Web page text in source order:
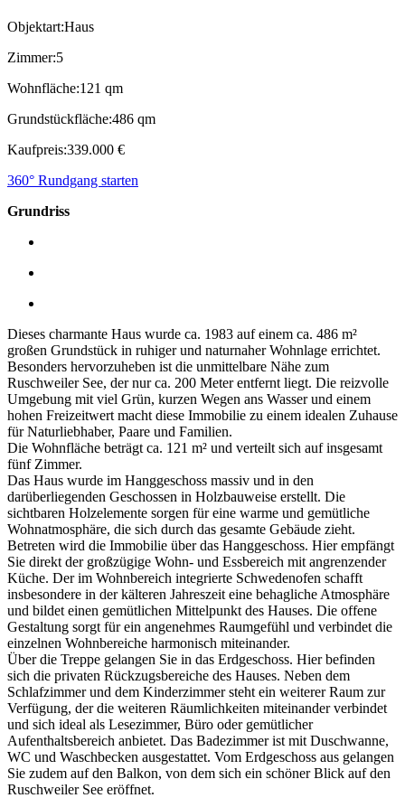
Objektart:Haus
Zimmer:5
Wohnfläche:121 qm
Grundstückfläche:486 qm
Kaufpreis:339.000 €
360° Rundgang starten
Grundriss
Dieses charmante Haus wurde ca. 1983 auf einem ca. 486 m²
großen Grundstück in ruhiger und naturnaher Wohnlage errichtet.
Besonders hervorzuheben ist die unmittelbare Nähe zum
Ruschweiler See, der nur ca. 200 Meter entfernt liegt. Die reizvolle
Umgebung mit viel Grün, kurzen Wegen ans Wasser und einem
hohen Freizeitwert macht diese Immobilie zu einem idealen Zuhause
für Naturliebhaber, Paare und Familien.
Die Wohnfläche beträgt ca. 121 m² und verteilt sich auf insgesamt
fünf Zimmer.
Das Haus wurde im Hanggeschoss massiv und in den
darüberliegenden Geschossen in Holzbauweise erstellt. Die
sichtbaren Holzelemente sorgen für eine warme und gemütliche
Wohnatmosphäre, die sich durch das gesamte Gebäude zieht.
Betreten wird die Immobilie über das Hanggeschoss. Hier empfängt
Sie direkt der großzügige Wohn- und Essbereich mit angrenzender
Küche. Der im Wohnbereich integrierte Schwedenofen schafft
insbesondere in der kälteren Jahreszeit eine behagliche Atmosphäre
und bildet einen gemütlichen Mittelpunkt des Hauses. Die offene
Gestaltung sorgt für ein angenehmes Raumgefühl und verbindet die
einzelnen Wohnbereiche harmonisch miteinander.
Über die Treppe gelangen Sie in das Erdgeschoss. Hier befinden
sich die privaten Rückzugsbereiche des Hauses. Neben dem
Schlafzimmer und dem Kinderzimmer steht ein weiterer Raum zur
Verfügung, der die weiteren Räumlichkeiten miteinander verbindet
und sich ideal als Lesezimmer, Büro oder gemütlicher
Aufenthaltsbereich anbietet. Das Badezimmer ist mit Duschwanne,
WC und Waschbecken ausgestattet. Vom Erdgeschoss aus gelangen
Sie zudem auf den Balkon, von dem sich ein schöner Blick auf den
Ruschweiler See eröffnet.